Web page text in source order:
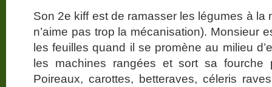
Son 2e kiff est de ramasser les légumes à la
n’aime pas trop la mécanisation). Monsieur
les feuilles quand il se promène au milieu
les machines rangées et sort sa
Poireaux, carottes, betteraves, céleris